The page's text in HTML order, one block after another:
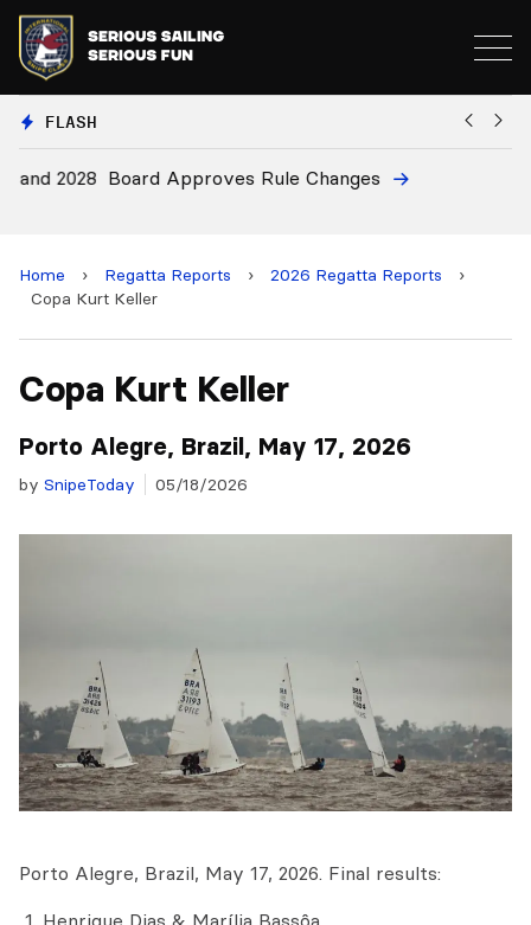
FLASH
Board Approves Rule Changes
Home › Regatta Reports › 2026 Regatta Reports
›
Copa Kurt Keller
Copa Kurt Keller
Porto Alegre, Brazil, May 17, 2026
by SnipeToday 05/18/2026
Porto Alegre, Brazil, May 17, 2026. Final results:
Henrique Dias & Marília Bassôa